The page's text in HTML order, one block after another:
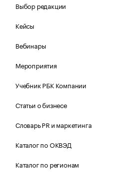
Выбор редакции
Кейсы
Вебинары
Мероприятия
Учебник РБК Компании
Статьи о бизнесе
Словарь PR и маркетинга
Каталог по ОКВЭД
Каталог по регионам